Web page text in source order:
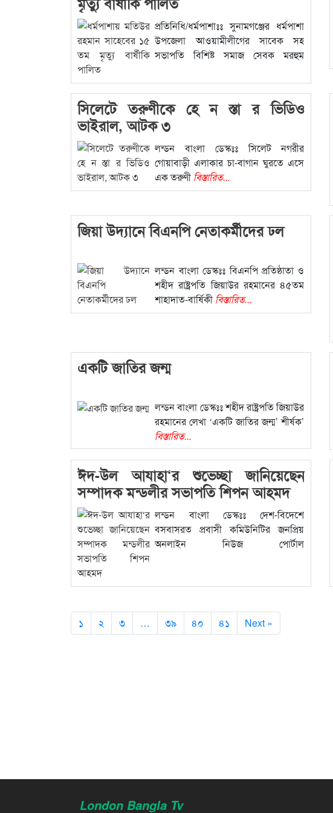
প্রতিনিধি/ধর্মপাশাঃঃ সুনামগঞ্জের ধর্মপাশা
উপজেলা আওয়ামীলীগের সাবেক সহ
সভাপতি বিশিষ্ট সমাজ সেবক মরহুম
সিলেটে তরুণীকে হে ন স্তা র ভিডিও
ভাইরাল, আটক ৩
লন্ডন বাংলা ডেস্কঃঃ সিলেট নগরীর
গোয়াবাড়ী এলাকার চা-বাগান ঘুরতে এসে
এক তরুণীবিস্তারিত...
জিয়া উদ্যানে বিএনপি নেতাকর্মীদের ঢল
লন্ডন বাংলা ডেস্কঃঃ বিএনপি প্রতিষ্ঠাতা ও
শহীদ রাষ্ট্রপতি জিয়াউর রহমানের ৪৫তম
শাহাদাত-বার্ষিকীবিস্তারিত...
একটি জাতির জন্ম
লন্ডন বাংলা ডেস্কঃঃ শহীদ রাষ্ট্রপতি জিয়াউর
রহমানের লেখা ‘একটি জাতির জন্ম’ শীর্ষক’
বিস্তারিত...
ঈদ-উল আযাহা‘র শুভেচ্ছা জানিয়েছেন
সম্পাদক মন্ডলীর সভাপতি শিপন আহমদ
লন্ডন বাংলা ডেস্কঃঃ দেশ-বিদেশে
বসবাসরত প্রবাসী কমিউনিটির জনপ্রিয়
অনলাইন নিউজ পোর্টাল
১ ২ ৩ … ৩৯ ৪০ ৪১ Next »
London Bangla Tv